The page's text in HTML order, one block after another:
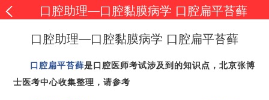
口腔助理—口腔黏膜病学 口腔扁平苔藓
口腔助理—口腔黏膜病学 口腔扁平苔藓
口腔扁平苔藓是口腔医师考试涉及到的知识点，北京张博
士医考中心收集整理，请参考